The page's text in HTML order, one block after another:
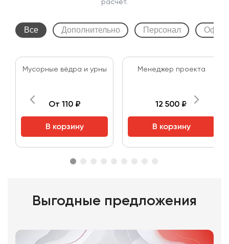
расчет.
Все Дополнительно Персонал
Мусорные вёдра и урны
От 110 ₽
В корзину
Менеджер проекта
12 500 ₽
В корзину
Выгодные предложения